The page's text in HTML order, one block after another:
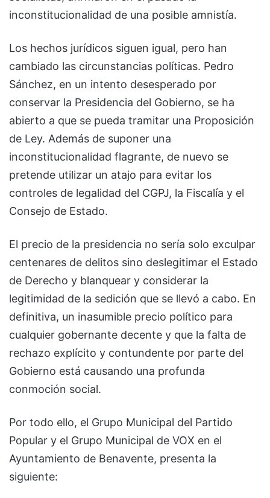
inconstitucionalidad de una posible amnistía.
Los hechos jurídicos siguen igual, pero han
cambiado las circunstancias políticas. Pedro
Sánchez, en un intento desesperado por
conservar la Presidencia del Gobierno, se ha
abierto a que se pueda tramitar una Proposición
de Ley. Además de suponer una
inconstitucionalidad flagrante, de nuevo se
pretende utilizar un atajo para evitar los
controles de legalidad del CGPJ, la Fiscalía y el
Consejo de Estado.
El precio de la presidencia no sería solo exculpar
centenares de delitos sino deslegitimar el Estado
de Derecho y blanquear y considerar la
legitimidad de la sedición que se llevó a cabo. En
definitiva, un inasumible precio político para
cualquier gobernante decente y que la falta de
rechazo explícito y contundente por parte del
Gobierno está causando una profunda
conmoción social.
Por todo ello, el Grupo Municipal del Partido
Popular y el Grupo Municipal de VOX en el
Ayuntamiento de Benavente, presenta la
siguiente: